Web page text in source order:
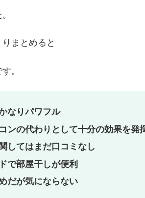
まとめると
。
なりパワフル
ンの代わりとして十分の効果を発
してはまだ口コミなし
で部屋干しが便利
だが気にならない